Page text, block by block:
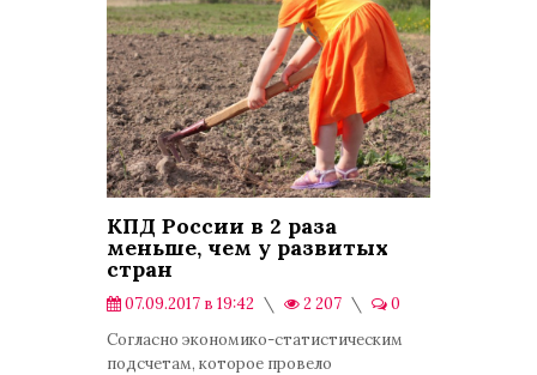
КПД России в 2 раза
меньше, чем у развитых
стран
07.09.2017 в 19:42 2 207
0
Согласно экономико-статистическим
подсчетам, которое провело